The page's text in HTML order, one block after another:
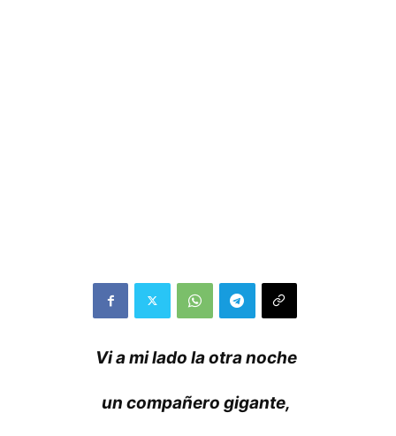
Vi a mi lado la otra noche
un compañero gigante,